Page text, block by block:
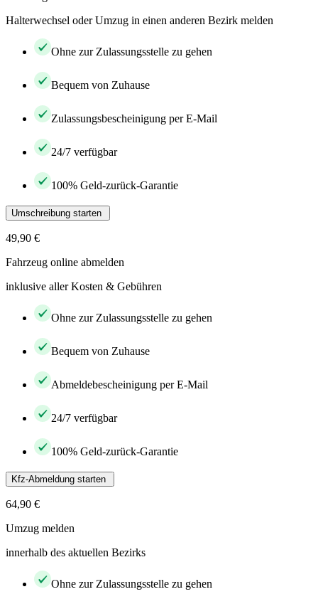
Halterwechsel oder Umzug in einen anderen Bezirk melden
Ohne zur Zulassungsstelle zu gehen
Bequem von Zuhause
Zulassungsbescheinigung per E-Mail
24/7 verfügbar
100% Geld-zurück-Garantie
Umschreibung starten
49,90 €
Fahrzeug online abmelden
inklusive aller Kosten & Gebühren
Ohne zur Zulassungsstelle zu gehen
Bequem von Zuhause
Abmeldebescheinigung per E-Mail
24/7 verfügbar
100% Geld-zurück-Garantie
Kfz-Abmeldung starten
64,90 €
Umzug melden
innerhalb des aktuellen Bezirks
Ohne zur Zulassungsstelle zu gehen